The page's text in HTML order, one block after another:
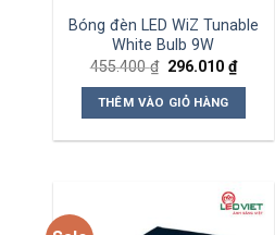
Bóng đèn LED WiZ Tunable
White Bulb 9W
455.400₫ Giá
là:
455.400 ₫.
296.010 ₫Giá
hiện
THÊM VÀO GIỎ HÀNG